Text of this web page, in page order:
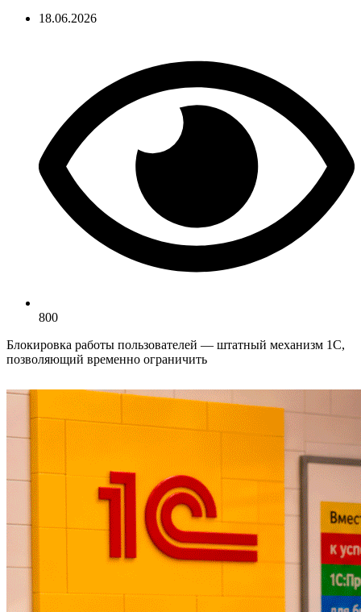
18.06.2026
800
Блокировка работы пользователей — штатный механизм 1С,
позволяющий временно ограничить